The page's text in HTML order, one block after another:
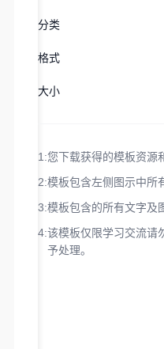
分类
格式
大小
1:您下载获得的模板资源
2:模板包含左侧图示中所
3:模板包含的所有文字及
4:该模板仅限学习交流请
予处理。